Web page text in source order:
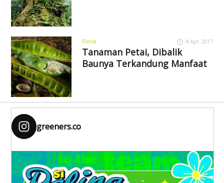
Flora 4 Apr 2017
Tanaman Petai, Dibalik
Baunya Terkandung Manfaat
greeners.co